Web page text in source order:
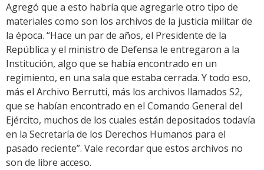
Agregó que a esto habría que agregarle otro tipo de
materiales como son los archivos de la justicia militar de
la época. “Hace un par de años, el Presidente de la
República y el ministro de Defensa le entregaron a la
Institución, algo que se había encontrado en un
regimiento, en una sala que estaba cerrada. Y todo eso,
más el Archivo Berrutti, más los archivos llamados S2,
que se habían encontrado en el Comando General del
Ejército, muchos de los cuales están depositados todavía
en la Secretaría de los Derechos Humanos para el
pasado reciente”. Vale recordar que estos archivos no
son de libre acceso.